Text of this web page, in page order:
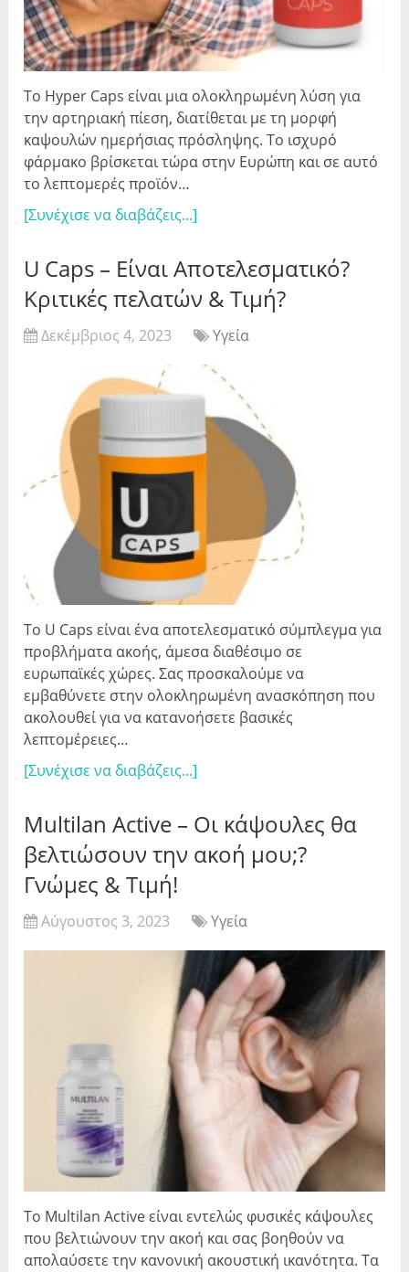
Το Hyper Caps είναι μια ολοκληρωμένη λύση για
την αρτηριακή πίεση, διατίθεται με τη μορφή
καψουλών ημερήσιας πρόσληψης. Το ισχυρό
φάρμακο βρίσκεται τώρα στην Ευρώπη και σε αυτό
το λεπτομερές προϊόν…
[Συνέχισε να διαβάζεις...]
U Caps – Είναι Αποτελεσματικό?
Κριτικές πελατών & Τιμή?
Δεκέμβριος 4, 2023 Υγεία
Το U Caps είναι ένα αποτελεσματικό σύμπλεγμα για
προβλήματα ακοής, άμεσα διαθέσιμο σε
ευρωπαϊκές χώρες. Σας προσκαλούμε να
εμβαθύνετε στην ολοκληρωμένη ανασκόπηση που
ακολουθεί για να κατανοήσετε βασικές
λεπτομέρειες…
[Συνέχισε να διαβάζεις...]
Multilan Active – Οι κάψουλες θα
βελτιώσουν την ακοή μου;?
Γνώμες & Τιμή!
Αύγουστος 3, 2023 Υγεία
Το Multilan Active είναι εντελώς φυσικές κάψουλες
που βελτιώνουν την ακοή και σας βοηθούν να
απολαύσετε την κανονική ακουστική ικανότητα. Τα